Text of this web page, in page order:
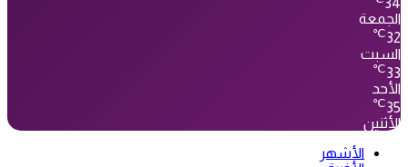
34
الجمعة
32
℃
السبت
33
℃
الأحد
35
℃
الأثنين
الأشهر